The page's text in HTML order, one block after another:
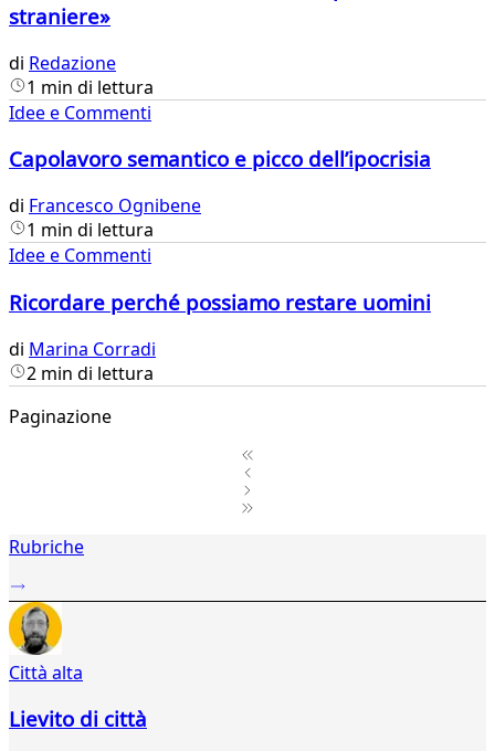
straniere»
di Redazione
1 min di lettura
Idee e Commenti
Capolavoro semantico e picco dell’ipocrisia
di Francesco Ognibene
1 min di lettura
Idee e Commenti
Ricordare perché possiamo restare uomini
di Marina Corradi
2 min di lettura
Paginazione
2Rubriche
Città alta
Lievito di città